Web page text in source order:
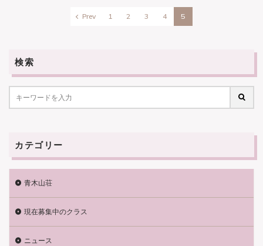
Prev 1 2 3 4 5
検索
カテゴリー
青木山荘
現在募集中のクラス
ニュース